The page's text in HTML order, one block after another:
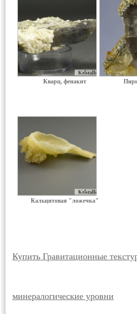
Кварц, фенакит
Кальцитовая "ложечка"
Купить Гравитационные
минералогические уровни